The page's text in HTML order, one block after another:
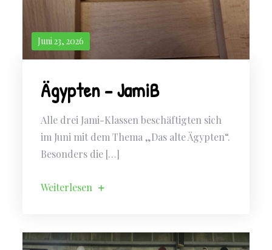
Juni 23, 2026
Ägypten – JamiB
Alle drei Jami-Klassen beschäftigten sich
im Juni mit dem Thema „Das alte Ägypten“.
Besonders die […]
Weiterlesen